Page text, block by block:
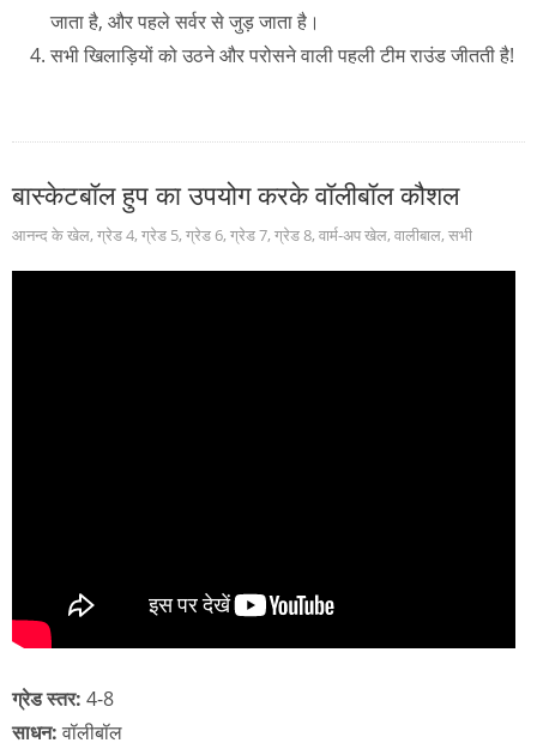
जाता है, और पहले सर्वर से जुड़ जाता है।
सभी खिलाड़ियों को उठने और परोसने वाली पहली टीम राउंड जीतती है!
बास्केटबॉल हुप का उपयोग करके वॉलीबॉल कौशल
आनन्द के खेल, ग्रेड 4, ग्रेड 5, ग्रेड 6, ग्रेड 7, ग्रेड 8, वार्म-अप खेल, वालीबाल, सभी
ग्रेड स्तर: 4-8
साधन: वॉलीबॉल